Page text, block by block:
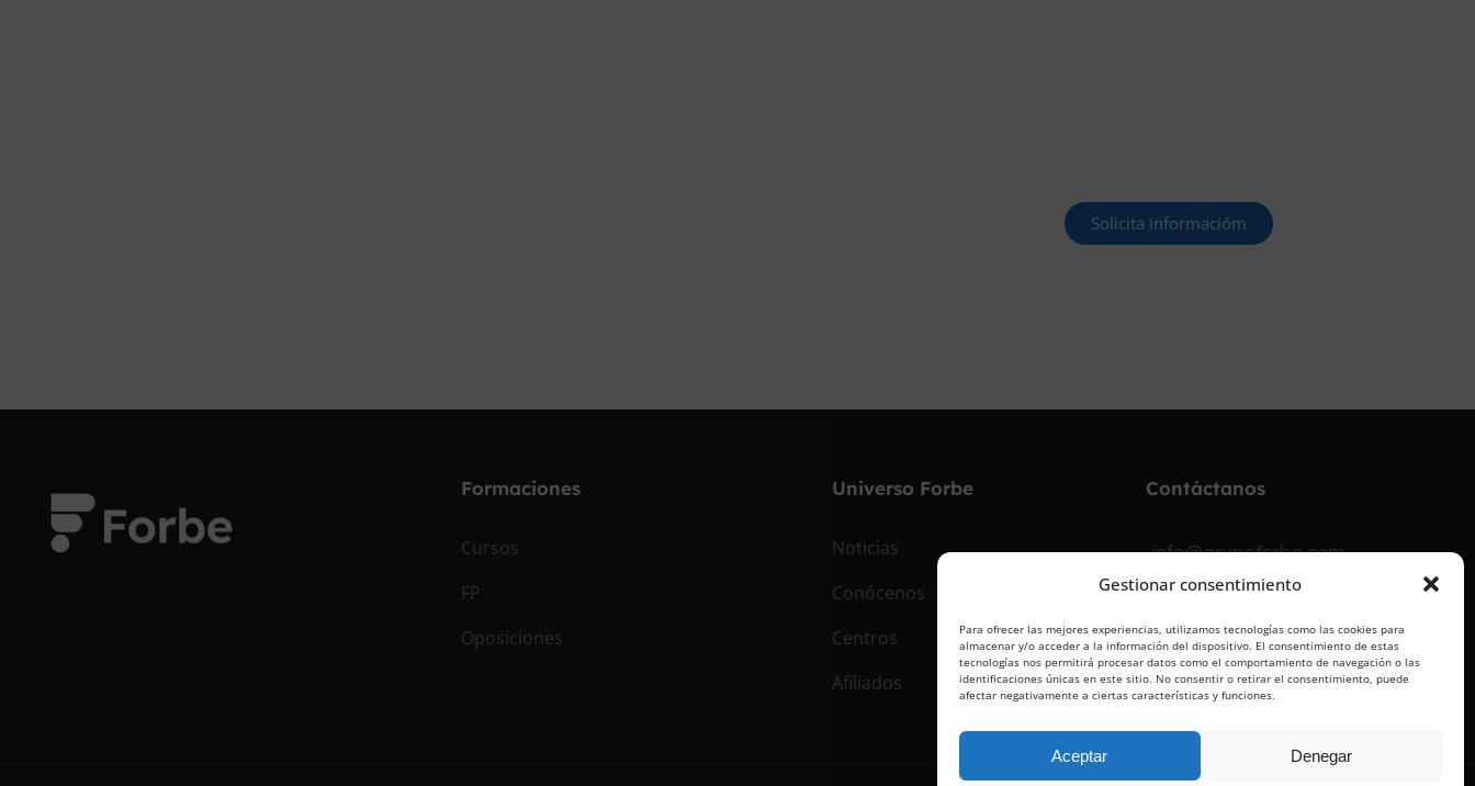
Gestionar consentimiento
Para ofrecer las mejores experiencias, utilizamos tecnologías como las cookies para
almacenar y/o acceder a la información del dispositivo. El consentimiento de estas
tecnologías nos permitirá procesar datos como el comportamiento de navegación o las
identificaciones únicas en este sitio. No consentir o retirar el consentimiento, puede
afectar negativamente a ciertas características y funciones.
Aceptar Denegar
Solicita informacióm
Formaciones
Cursos
FP
Oposiciones
Universo Forbe
Noticias
Conócenos
Centros
Afiliados
Contáctanos
info@grupoforbe.com